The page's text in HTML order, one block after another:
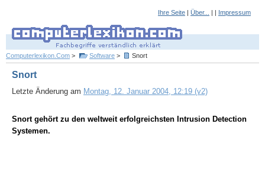
Ihre Seite | Über... | | Impressum
Computerlexikon.Com > Software > Snort
Snort
Letzte Änderung am Montag, 12. Januar 2004, 12:19 (v2)
Snort gehört zu den weltweit erfolgreichsten Intrusion Detection
Systemen.